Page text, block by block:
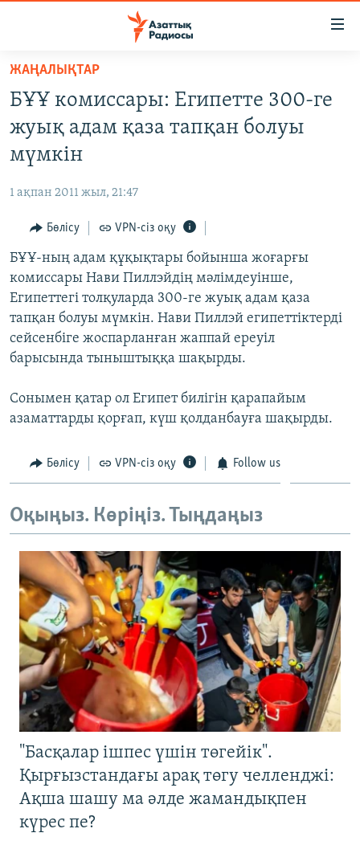
Skip
main
content
Skip
to
main
Search
AZATTYQTV
АДАМ ҚҰҚЫҚТАРЫ
ӘЛЕУМЕТ
ӘЛЕМ
АРНАЙЫ ЖОБАЛАР
Русский
ЖАҢАЛЫҚТАР
БҰҰ комиссары: Египетте 300-ге
жуық адам қаза тапқан болуы
мүмкін
1 ақпан 2011 жыл, 21:47
Бөлісу VPN-сіз оқу
БҰҰ-ның адам құқықтары бойынша жоғарғы
комиссары Нави Пиллэйдің мәлімдеуінше,
Египеттегі толқуларда 300-ге жуық адам қаза
тапқан болуы мүмкін. Нави Пиллэй египеттіктерді
сейсенбіге жоспарланған жаппай ереуіл
барысында тыныштыққа шақырды.
Сонымен қатар ол Египет билігін қарапайым
азаматтарды қорғап, күш қолданбауға шақырды.
Бөлісу VPN-сіз оқу Follow us
Оқыңыз. Көріңіз. Тыңдаңыз
"Басқалар ішпес үшін төгейік".
Қырғызстандағы арақ төгу челленджі:
Ақша шашу ма әлде жамандықпен
күрес пе?